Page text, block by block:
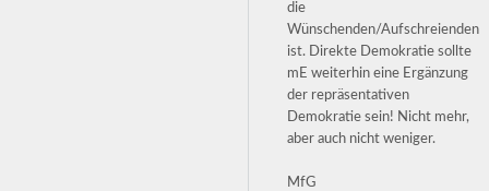
die
Wünschenden/Aufschreienden
ist. Direkte Demokratie sollte
mE weiterhin eine Ergänzung
der repräsentativen
Demokratie sein! Nicht mehr,
aber auch nicht weniger.
MfG